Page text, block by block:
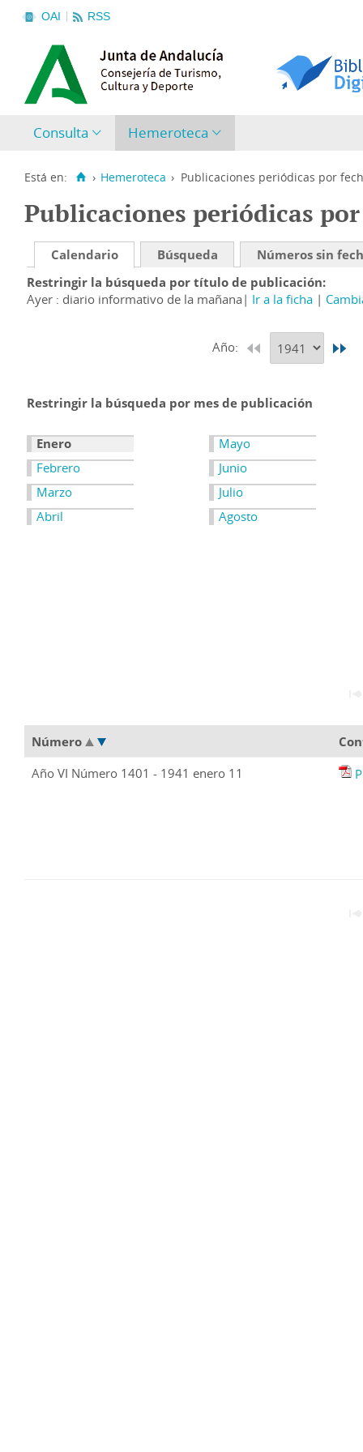
OAI RSS
Consulta Hemeroteca
Está en: › Hemeroteca › Publicaciones periódicas por
Publicaciones periódicas
Calendario Búsqueda
Números sin
Restringir la búsqueda por título de publicación
Ayer : diario informativo de la mañana
Ir a la ficha
Año:
Restringir la búsqueda por mes de publicación
Enero
Febrero
Marzo
Abril
Mayo
Junio
Julio
Agosto
Número
Año VI Número 1401 - 1941 enero 11